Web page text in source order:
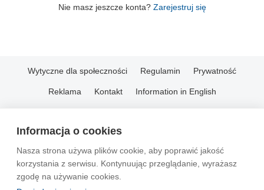
Informacja o cookies
Nasza strona używa plików cookie, aby poprawić jakość
korzystania z serwisu. Kontynuując przeglądanie, wyrażasz
zgodę na używanie cookies.
Nie masz jeszcze konta? Zarejestruj się
Wytyczne dla społeczności Regulamin Prywatność
Reklama Kontakt Information in English